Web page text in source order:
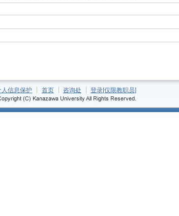
人信息保护 首页 咨询处 登录[仅限教职员]